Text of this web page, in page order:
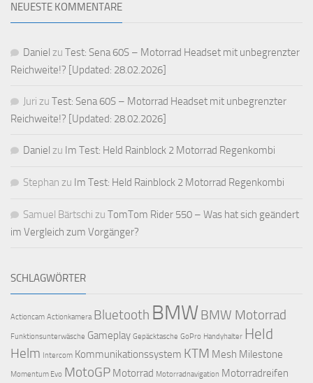
NEUESTE KOMMENTARE
Daniel zu Test: Sena 60S – Motorrad Headset mit unbegrenzter
Reichweite!? [Updated: 28.02.2026]
Juri zu Test: Sena 60S – Motorrad Headset mit unbegrenzter
Reichweite!? [Updated: 28.02.2026]
Daniel zu Im Test: Held Rainblock 2 Motorrad Regenkombi
Stephan zu Im Test: Held Rainblock 2 Motorrad Regenkombi
Samuel Bärtschi zu TomTom Rider 550 – Was hat sich geändert
im Vergleich zum Vorgänger?
SCHLAGWÖRTER
Actioncam Actionkamera Bluetooth BMWBMW Motorrad
Funktionsunterwäsche Gameplay Gepäcktasche GoPro Handyhalter Held
Helm Intercom Kommunikationssystem KTM Mesh Milestone
Momentum Evo MotoGP Motorrad Motorradnavigation Motorradreifen